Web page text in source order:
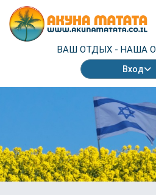
ВАШ ОТДЫХ - НАША
Вход